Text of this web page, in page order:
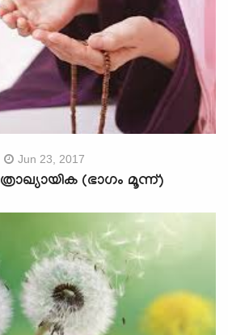
Jun 23, 2017
(ഭാഗം മൂന്ന്)